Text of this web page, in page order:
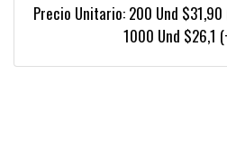
Precio Unitario: 200 Und $31,90
1000 Und $26,1